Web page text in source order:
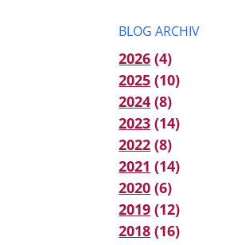
BLOG ARCHIV
2026 (4)
2025 (10)
2024 (8)
2023 (14)
2022 (8)
2021 (14)
2020 (6)
2019 (12)
2018 (16)